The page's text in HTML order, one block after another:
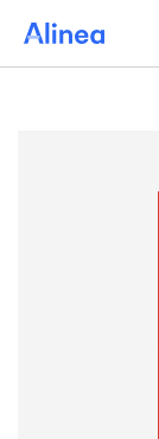
hovedindhold